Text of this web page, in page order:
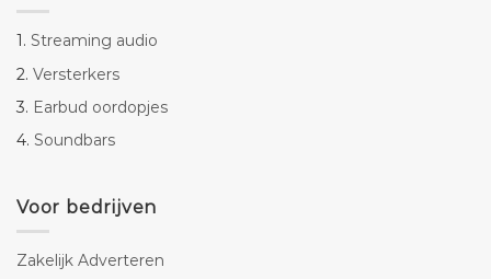
1. Streaming audio
2. Versterkers
3. Earbud oordopjes
4. Soundbars
Voor bedrijven
Zakelijk Adverteren